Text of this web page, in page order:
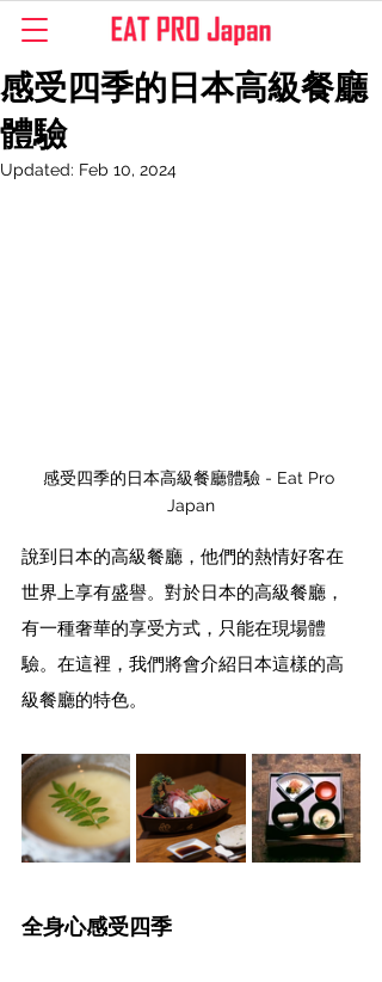
感受四季的日本高級餐廳
體驗
Updated: Feb 10, 2024
感受四季的日本高級餐廳體驗 - Eat Pro
Japan
說到日本的高級餐廳，他們的熱情好客在
世界上享有盛譽。對於日本的高級餐廳，
有一種奢華的享受方式，只能在現場體
驗。在這裡，我們將會介紹日本這樣的高
級餐廳的特色。
全身心感受四季